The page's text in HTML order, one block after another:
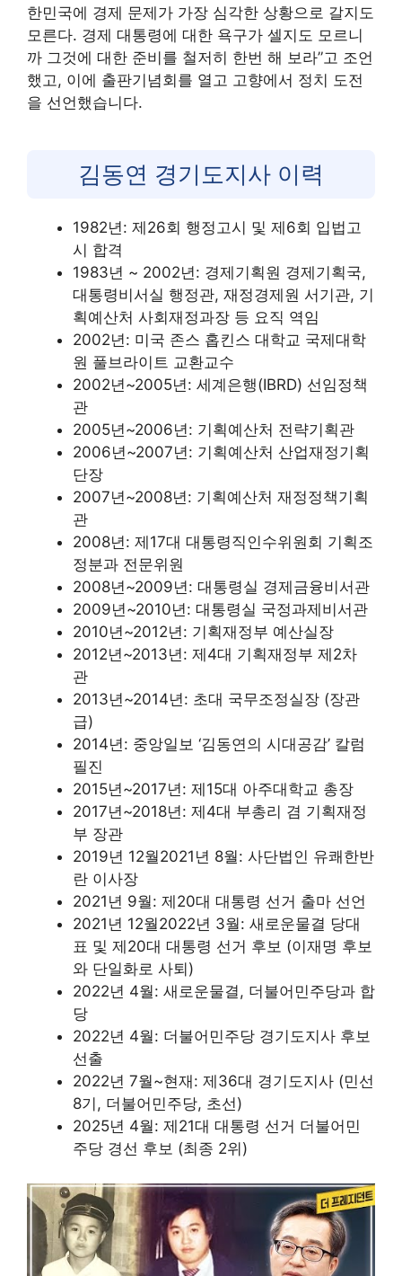
한민국에 경제 문제가 가장 심각한 상황으로 갈지도
모른다. 경제 대통령에 대한 욕구가 셀지도 모르니
까 그것에 대한 준비를 철저히 한번 해 보라”고 조언
했고, 이에 출판기념회를 열고 고향에서 정치 도전
을 선언했습니다.
김동연 경기도지사 이력
1982년: 제26회 행정고시 및 제6회 입법고
시 합격
1983년 ~ 2002년: 경제기획원 경제기획국,
대통령비서실 행정관, 재정경제원 서기관, 기
획예산처 사회재정과장 등 요직 역임
2002년: 미국 존스 홉킨스 대학교 국제대학
원 풀브라이트 교환교수
2002년~2005년: 세계은행(IBRD) 선임정책
관
2005년~2006년: 기획예산처 전략기획관
2006년~2007년: 기획예산처 산업재정기획
단장
2007년~2008년: 기획예산처 재정정책기획
관
2008년: 제17대 대통령직인수위원회 기획조
정분과 전문위원
2008년~2009년: 대통령실 경제금융비서관
2009년~2010년: 대통령실 국정과제비서관
2010년~2012년: 기획재정부 예산실장
2012년~2013년: 제4대 기획재정부 제2차
관
2013년~2014년: 초대 국무조정실장 (장관
급)
2014년: 중앙일보 ‘김동연의 시대공감’ 칼럼
필진
2015년~2017년: 제15대 아주대학교 총장
2017년~2018년: 제4대 부총리 겸 기획재정
부 장관
2019년 12월2021년 8월: 사단법인 유쾌한반
란 이사장
2021년 9월: 제20대 대통령 선거 출마 선언
2021년 12월2022년 3월: 새로운물결 당대
표 및 제20대 대통령 선거 후보 (이재명 후보
와 단일화로 사퇴)
2022년 4월: 새로운물결, 더불어민주당과 합
당
2022년 4월: 더불어민주당 경기도지사 후보
선출
2022년 7월~현재: 제36대 경기도지사 (민선
8기, 더불어민주당, 초선)
2025년 4월: 제21대 대통령 선거 더불어민
주당 경선 후보 (최종 2위)